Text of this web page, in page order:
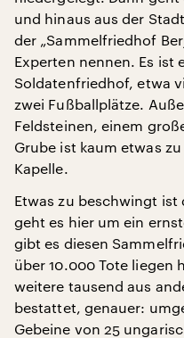
und hinaus aus der
der „Sammelfriedhof
Experten nennen. Es ist
Soldatenfriedhof, etwa
zwei Fußballplätze.
Feldsteinen, einem
Grube ist kaum etwas
Kapelle.
Etwas zu beschwingt ist
geht es hier um ein
gibt es diesen
über 10.000 Tote liegen
weitere tausend aus
bestattet, genauer:
Gebeine von 25